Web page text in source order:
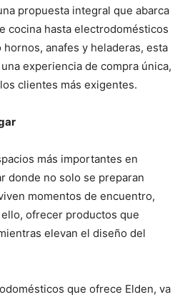
propuesta integral que abarca
cocina hasta electrodomésticos
anafes y heladeras, esta
experiencia de compra única,
clientes más exigentes.
más importantes en
donde no solo se preparan
momentos de encuentro,
ofrecer productos que
elevan el diseño del
que ofrece Elden, va